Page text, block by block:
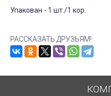
Упакован - 1 шт./1 кор.
РАССКАЗАТЬ ДРУЗЬЯМ!